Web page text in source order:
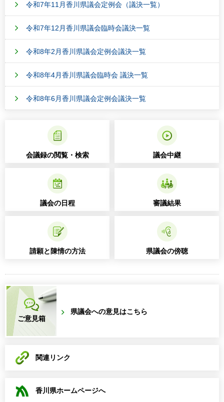
令和7年11月香川県議会定例会（議決一覧）
令和7年12月香川県議会臨時会議決一覧
令和8年2月香川県議会定例会議決一覧
令和8年4月香川県議会臨時会 議決一覧
令和8年6月香川県議会定例会議決一覧
会議録の閲覧・検索 議会中継
議会の日程 審議結果
請願と陳情の方法 県議会の傍聴
ご意見箱
県議会への意見はこちら
関連リンク
香川県ホームページへ